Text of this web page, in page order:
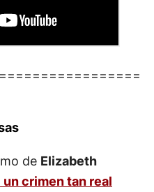
de Elizabeth
un crimen tan real